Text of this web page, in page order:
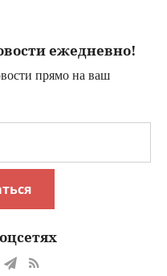
ежедневно!
прямо на ваш